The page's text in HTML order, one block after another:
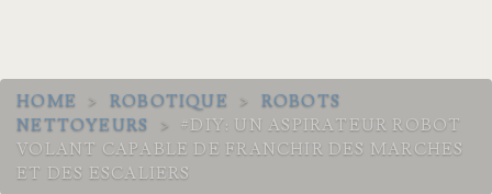
HOME > ROBOTIQUE >
ROBOTS
NETTOYEURS
>
#DIY: UN ASPIRATEUR ROBOT
VOLANT CAPABLE DE FRANCHIR DES MARCHES
ET DES ESCALIERS